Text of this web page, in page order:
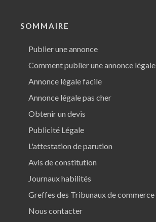
SOMMAIRE
Publier une annonce
Comment publier une annonce légale
Annonce légale facile
Annonce légale pas cher
Obtenir un devis
Publicité Légale
L'attestation de parution
Avis de constitution
Journaux habilités
Greffes des Tribunaux de commerce
Nous contacter